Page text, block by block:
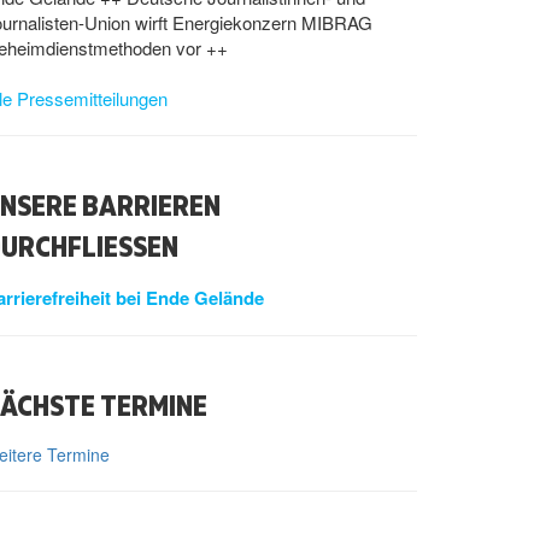
Union wirft Energiekonzern MIBRAG
vor ++
Pressemitteilungen
BARRIEREN
bei Ende Gelände
TERMINE
Termine